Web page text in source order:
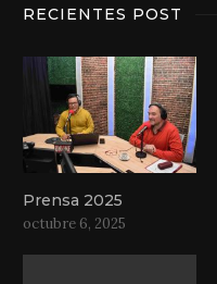
RECIENTES POST
Prensa 2025
octubre 6, 2025